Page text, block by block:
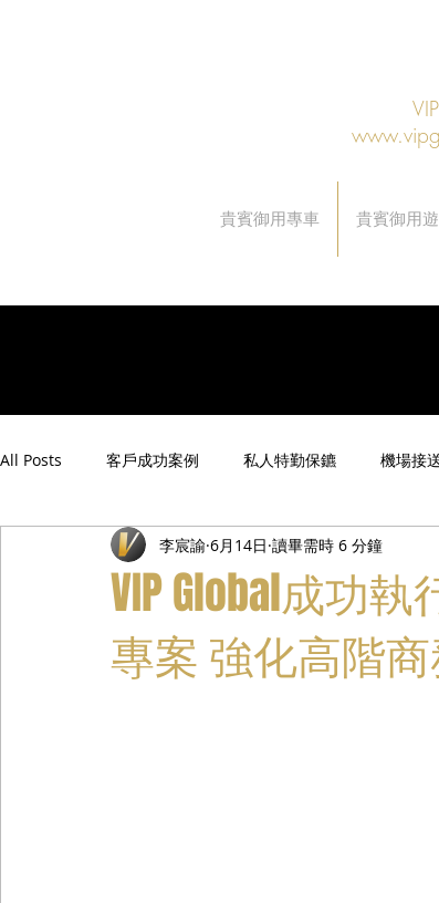
貴賓御用專車 貴賓御用
All Posts 客戶成功案例 私人特勤保鑣 機場接
禮遇通關服務 主管專業司機 活動禮賓接待
VIP Global成功
專案 強化高階
李宸諭 6月14日 讀畢需時 6 分鐘